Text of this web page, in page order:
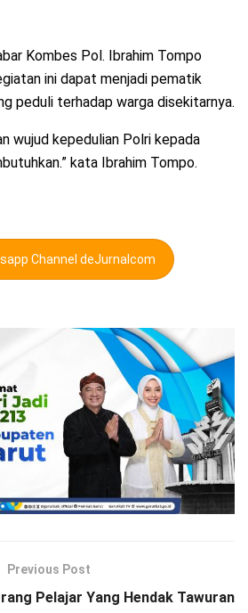
Kombes Pol. Ibrahim Tompo
ini dapat menjadi pematik
peduli terhadap warga disekitarnya.
wujud kepedulian Polri kepada
kata Ibrahim Tompo.
Channel deJurnalcom
Previous Post
Pelajar Yang Hendak Tawuran